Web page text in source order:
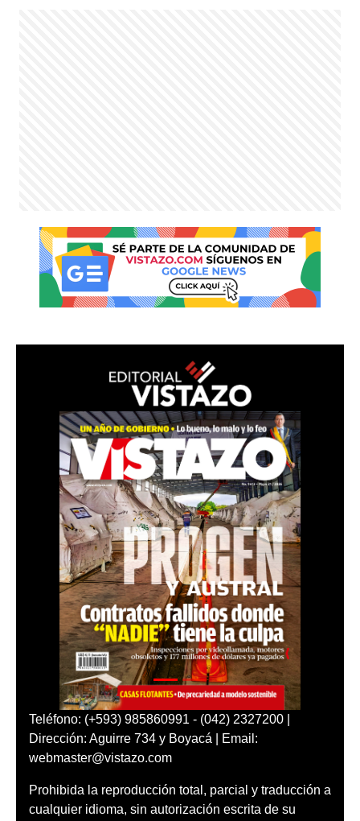
Teléfono: (+593) 985860991 - (042) 2327200 |
Dirección: Aguirre 734 y Boyacá | Email:
webmaster@vistazo.com
Prohibida la reproducción total, parcial y traducción a
cualquier idioma, sin autorización escrita de su